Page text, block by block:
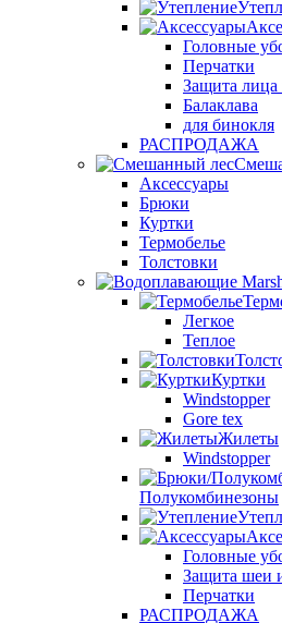
Головные
Перчатки
Защита
Балаклава
для бинокля
РАСПРОДАЖА
Аксессуары
Брюки
Куртки
Термобелье
Толстовки
Легкое
Теплое
Куртки
Windstopper
Gore tex
Жилеты
Windstopper
Полукомбинезоны
Головные
Защита шеи
Перчатки
РАСПРОДАЖА